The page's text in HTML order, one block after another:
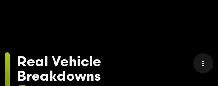
Real Vehicle
Breakdowns